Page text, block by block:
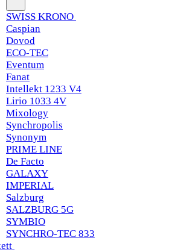
SWISS KRONO
Caspian
Dovod
ECO-TEC
Eventum
Fanat
Intellekt 1233 V4
Lirio 1033 4V
Mixology
Synchropolis
Synonym
PRIME LINE
De Facto
GALAXY
IMPERIAL
Salzburg
SALZBURG 5G
SYMBIO
SYNCHRO-TEC 833